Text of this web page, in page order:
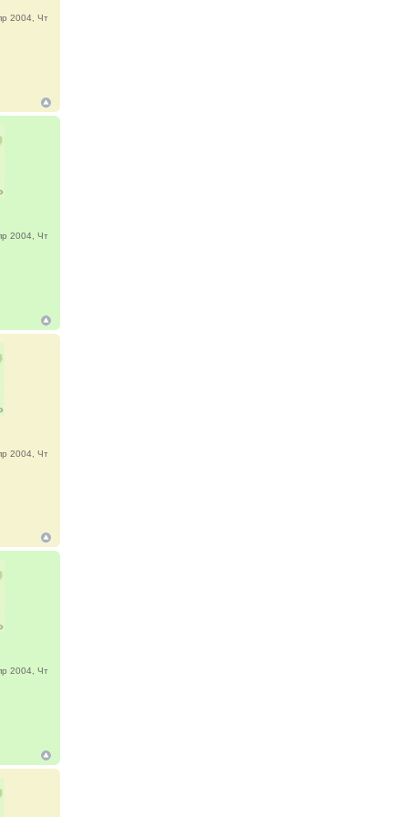
2004, Чт
2004, Чт
2004, Чт
2004, Чт